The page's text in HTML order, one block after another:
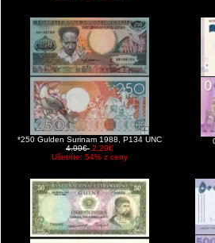
*250 Gulden Surinam 1988, P134 UNC
4.99€ 2.29€
Ušetríte: 54% z ceny